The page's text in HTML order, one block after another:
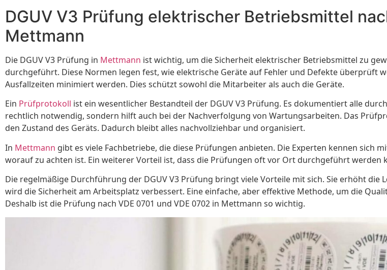
DGUV V3 Prüfung elektrischer Betriebsmittel
Mettmann
Die DGUV V3 Prüfung in Mettmann ist wichtig, um die Sicherheit elektrischer Betriebsmittel zu
durchgeführt. Diese Normen legen fest, wie elektrische Geräte auf Fehler und Defekte
Ausfallzeiten minimiert werden. Dies schützt sowohl die Mitarbeiter als auch die Geräte.
Ein Prüfprotokoll ist ein wesentlicher Bestandteil der DGUV V3 Prüfung. Es dokumentiert alle
rechtlich notwendig, sondern hilft auch bei der Nachverfolgung von Wartungsarbeiten. Das
den Zustand des Geräts. Dadurch bleibt alles nachvollziehbar und organisiert.
In Mettmann gibt es viele Fachbetriebe, die diese Prüfungen anbieten. Die Experten kennen sich
worauf zu achten ist. Ein weiterer Vorteil ist, dass die Prüfungen oft vor Ort durchgeführt
Die regelmäßige Durchführung der DGUV V3 Prüfung bringt viele Vorteile mit sich. Sie erhöht
wird die Sicherheit am Arbeitsplatz verbessert. Eine einfache, aber effektive Methode, um die
Deshalb ist die Prüfung nach VDE 0701 und VDE 0702 in Mettmann so wichtig.